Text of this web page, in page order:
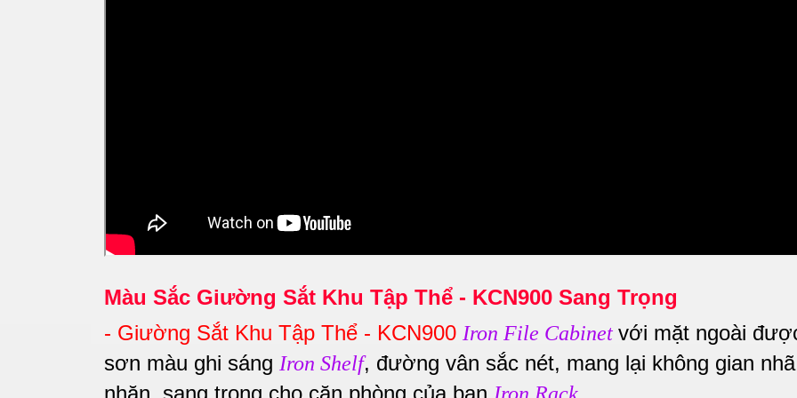
Màu Sắc Giường Sắt Khu Tập Thể - KCN900 Sang Trọng
- Giường Sắt Khu Tập Thể - KCN900 Iron File Cabinet với mặt ngoài
sơn màu ghi sáng Iron Shelf, đường vân sắc nét, mang lại không gian nhã
nhặn, sang trọng cho căn phòng của bạn